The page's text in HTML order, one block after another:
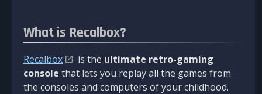
What is Recalbox?
Recalbox is the ultimate retro-gaming
console that lets you replay all the games from
the consoles and computers of your childhood.